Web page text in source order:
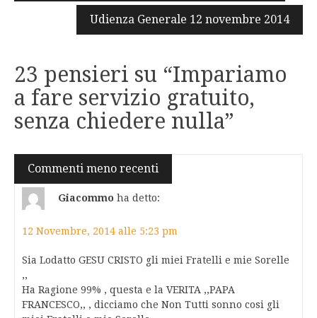
articoli
Udienza Generale 12 novembre 2014
23 pensieri su “Impariamo
a fare servizio gratuito,
senza chiedere nulla”
Navigazione
commenti
Commenti meno recenti
Giacommo ha detto:
12 Novembre, 2014 alle 5:23 pm
Sia Lodatto GESU CRISTO gli miei Fratelli e mie Sorelle
,,
Ha Ragione 99% , questa e la VERITA ,,PAPA
FRANCESCO,, , dicciamo che Non Tutti sonno cosi gli